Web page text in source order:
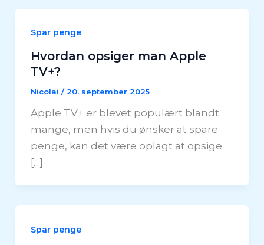
Spar penge
Hvordan opsiger man Apple
TV+?
Nicolai /20. september 2025
Apple TV+ er blevet populært blandt
mange, men hvis du ønsker at spare
penge, kan det være oplagt at opsige.
[…]
Spar penge